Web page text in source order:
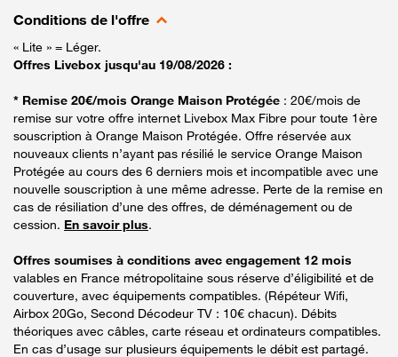
Conditions de l'offre
« Lite » = Léger.
Offres Livebox jusqu'au 19/08/2026 :
* Remise 20€/mois Orange Maison Protégée : 20€/mois de
remise sur votre offre internet Livebox Max Fibre pour toute 1ère
souscription à Orange Maison Protégée. Offre réservée aux
nouveaux clients n’ayant pas résilié le service Orange Maison
Protégée au cours des 6 derniers mois et incompatible avec une
nouvelle souscription à une même adresse. Perte de la remise en
cas de résiliation d’une des offres, de déménagement ou de
cession. En savoir plus.
Offres soumises à conditions avec engagement 12 mois
valables en France métropolitaine sous réserve d’éligibilité et de
couverture, avec équipements compatibles. (Répéteur Wifi,
Airbox 20Go, Second Décodeur TV : 10€ chacun). Débits
théoriques avec câbles, carte réseau et ordinateurs compatibles.
En cas d’usage sur plusieurs équipements le débit est partagé.